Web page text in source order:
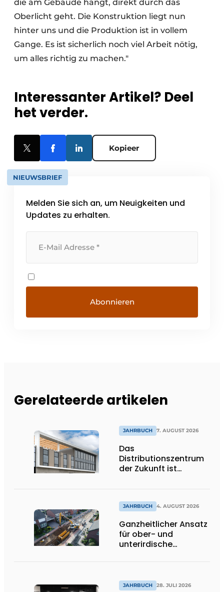
die am Gebäude hängt, direkt durch das
Oberlicht geht. Die Konstruktion liegt nun
hinter uns und die Produktion ist in vollem
Gange. Es ist sicherlich noch viel Arbeit nötig,
um alles richtig zu machen."
Interessanter Artikel? Deel
het verder.
Kopieer
NIEUWSBRIEF
Melden Sie sich an, um Neuigkeiten und
Updates zu erhalten.
Gerelateerde artikelen
JAHRBUCH 7. AUGUST 2026
Das
Distributionszentrum
der Zukunft ist
lässt Tageslicht tief
ins Innere strömen
JAHRBUCH 4. AUGUST 2026
Ganzheitlicher Ansatz
für ober- und
unterirdische
JAHRBUCH 28. JULI 2026